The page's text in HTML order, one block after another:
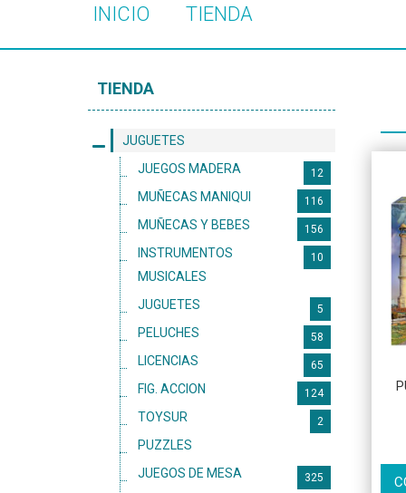
INICIO TIENDA
TIENDA
JUGUETES
JUEGOS MADERA
12
MUÑECAS MANIQUI 116
MUÑECAS Y BEBES 156
INSTRUMENTOS
MUSICALES
10
JUGUETES 5
PELUCHES 58
LICENCIAS 65
FIG. ACCION 124
TOYSUR 2
PUZZLES
JUEGOS DE MESA 325